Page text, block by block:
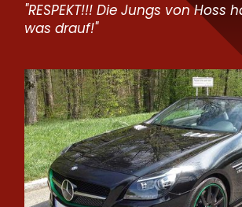
"RESPEKT!!! Die Jungs von Hoss
was drauf!"